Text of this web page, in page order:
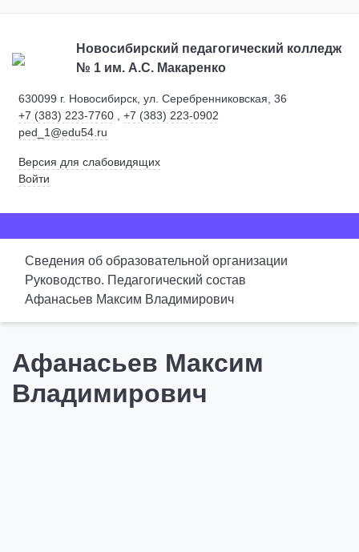
Новосибирский педагогический колледж
№ 1 им. А.С. Макаренко
630099 г. Новосибирск, ул. Серебренниковская, 36
+7 (383) 223-7760
+7 (383) 223-0902
ped_1@edu54.ru
Версия для слабовидящих
Войти
Сведения об образовательной организации
Руководство. Педагогический состав
Афанасьев Максим Владимирович
Афанасьев Максим
Владимирович